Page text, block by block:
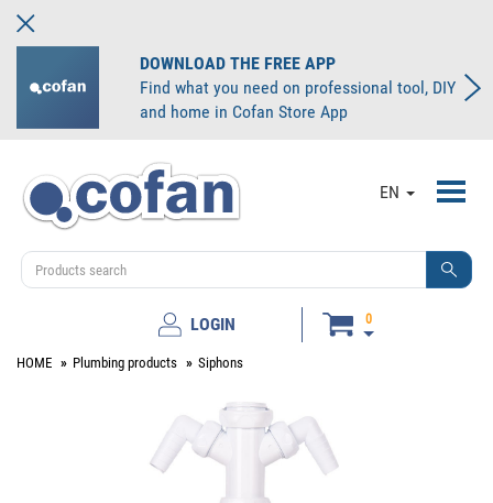
DOWNLOAD THE FREE APP
Find what you need on professional tool, DIY
and home in Cofan Store App
EN
LOGIN 0
HOME Plumbing products Siphons